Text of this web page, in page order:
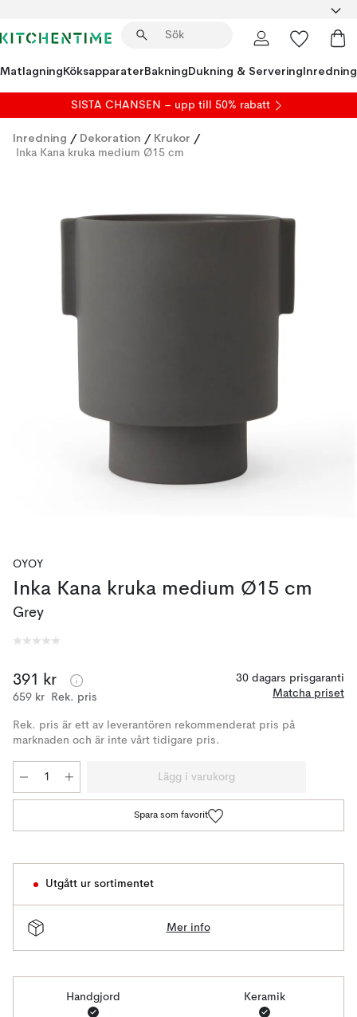
MatlagningKöksapparaterBakningDukning & ServeringInredning
SISTA CHANSEN – upp till 50% rabatt
Inredning / Dekoration / Krukor /
Inka Kana kruka medium Ø15 cm
OYOY
Inka Kana kruka medium Ø15 cm
Grey
391 kr
659 kr Rek. pris
30 dagars prisgaranti
Matcha priset
Rek. pris är ett av leverantören rekommenderat pris på
marknaden och är inte vårt tidigare pris.
Lägg i varukorg
Spara som favorit
Utgått ur sortimentet
Mer info
Handgjord Keramik